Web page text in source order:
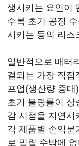
생시키는 요인이
수록 초기 공정
시키는 등의 리스
일반적으로 배터
결되는 가장 직
프업(생산량 증
초기 불량률이 상
감 시점을 지연시
각 제품별 손익분
로 밀릴 수밖에